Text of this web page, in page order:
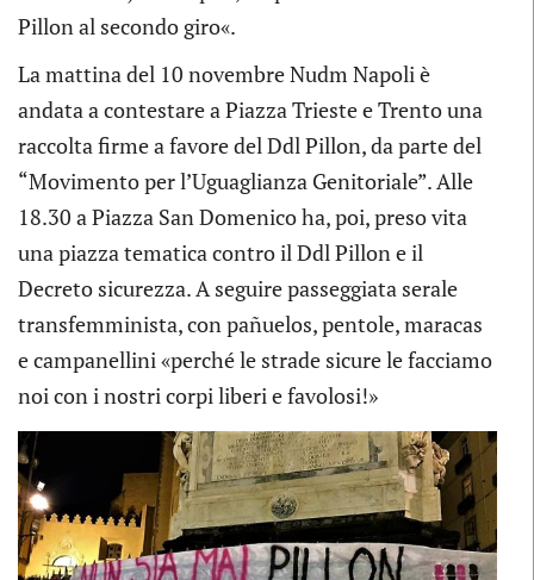
Pillon al secondo giro«.
La mattina del 10 novembre Nudm Napoli è
andata a contestare a Piazza Trieste e Trento una
raccolta firme a favore del Ddl Pillon, da parte del
“Movimento per l’Uguaglianza Genitoriale”. Alle
18.30 a Piazza San Domenico ha, poi, preso vita
una piazza tematica contro il Ddl Pillon e il
Decreto sicurezza. A seguire passeggiata serale
transfemminista, con pañuelos, pentole, maracas
e campanellini «perché le strade sicure le facciamo
noi con i nostri corpi liberi e favolosi!»